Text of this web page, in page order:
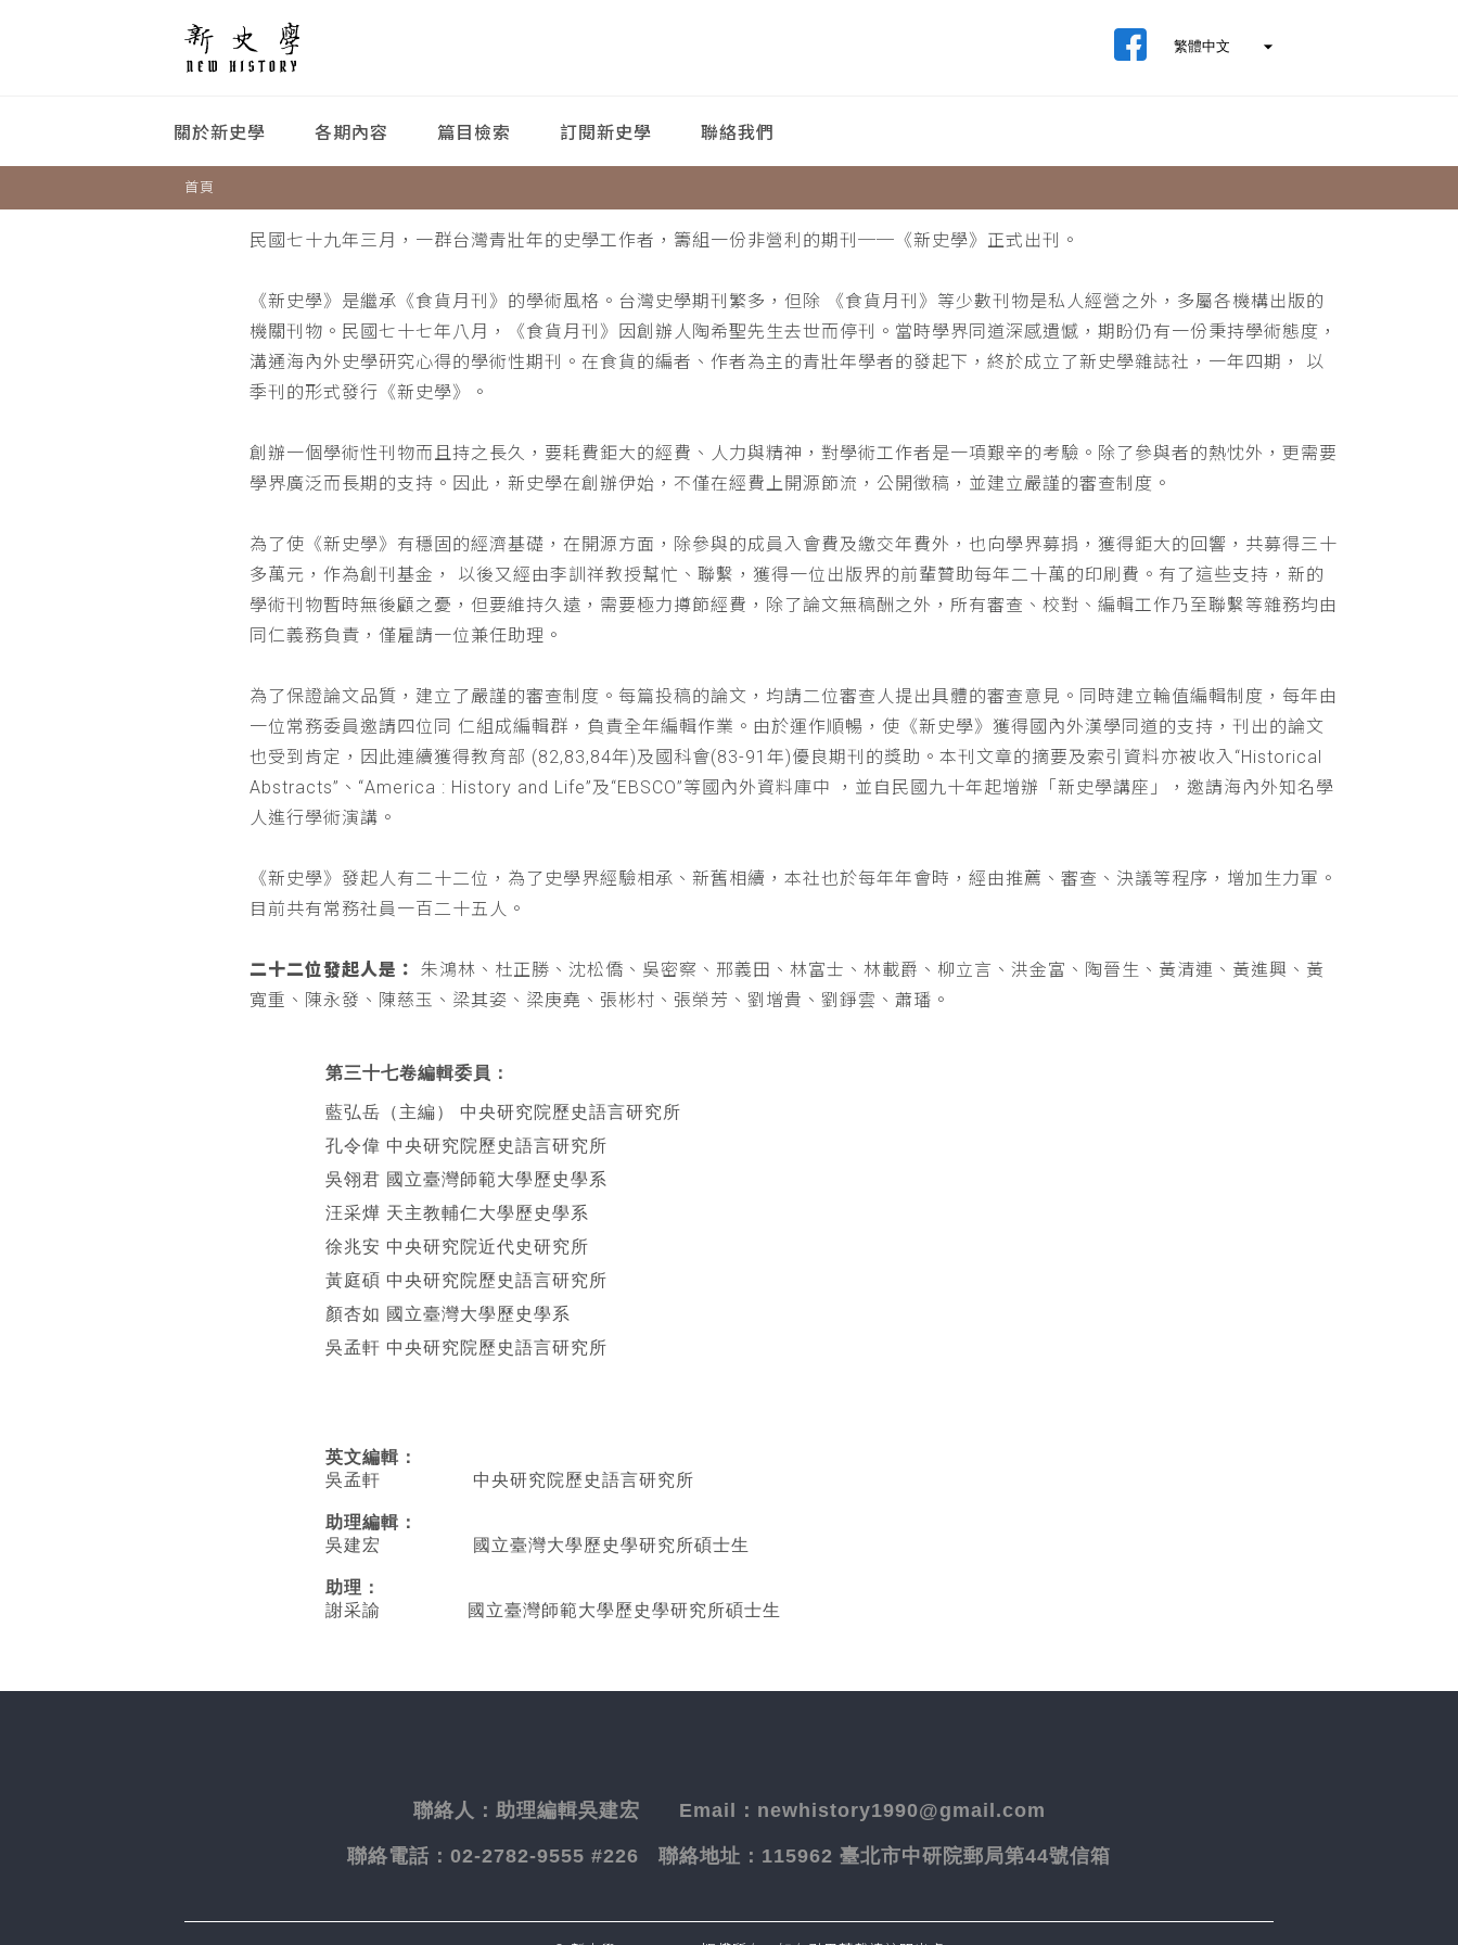
關於新史學 各期內容 篇目檢索 訂閱新史學 聯絡我們
首頁
民國七十九年三月，一群台灣青壯年的史學工作者，籌組一份非營利的期刊──《新史學》正式出刊。
《新史學》是繼承《食貨月刊》的學術風格。台灣史學期刊繁多，但除 《食貨月刊》等少數刊物是私人經營之外，多屬各機構出版的
機關刊物。民國七十七年八月，《食貨月刊》因創辦人陶希聖先生去世而停刊。當時學界同道深感遺憾，期盼仍有一份秉持學術態度，
溝通海內外史學研究心得的學術性期刊。在食貨的編者、作者為主的青壯年學者的發起下，終於成立了新史學雜誌社，一年四期， 以
季刊的形式發行《新史學》。
創辦一個學術性刊物而且持之長久，要耗費鉅大的經費、人力與精神，對學術工作者是一項艱辛的考驗。除了參與者的熱忱外，更需要
學界廣泛而長期的支持。因此，新史學在創辦伊始，不僅在經費上開源節流，公開徵稿，並建立嚴謹的審查制度。
為了使《新史學》有穩固的經濟基礎，在開源方面，除參與的成員入會費及繳交年費外，也向學界募捐，獲得鉅大的回響，共募得三十
多萬元，作為創刊基金， 以後又經由李訓祥教授幫忙、聯繫，獲得一位出版界的前輩贊助每年二十萬的印刷費。有了這些支持，新的
學術刊物暫時無後顧之憂，但要維持久遠，需要極力撙節經費，除了論文無稿酬之外，所有審查、校對、編輯工作乃至聯繫等雜務均由
同仁義務負責，僅雇請一位兼任助理。
為了保證論文品質，建立了嚴謹的審查制度。每篇投稿的論文，均請二位審查人提出具體的審查意見。同時建立輪值編輯制度，每年由
一位常務委員邀請四位同 仁組成編輯群，負責全年編輯作業。由於運作順暢，使《新史學》獲得國內外漢學同道的支持，刊出的論文
也受到肯定，因此連續獲得教育部 (82,83,84年)及國科會(83-91年)優良期刊的獎助。本刊文章的摘要及索引資料亦被收入“Historical
Abstracts”、“America : History and Life”及“EBSCO”等國內外資料庫中 ，並自民國九十年起增辦「新史學講座」，邀請海內外知名學
人進行學術演講。
《新史學》發起人有二十二位，為了史學界經驗相承、新舊相續，本社也於每年年會時，經由推薦、審查、決議等程序，增加生力軍。
目前共有常務社員一百二十五人。
二十二位發起人是：
朱鴻林、杜正勝、沈松僑、吳密察、邢義田、林富士、林載爵、柳立言、洪金富、陶晉生、黃清連、黃進興、黃
寬重、陳永發、陳慈玉、梁其姿、梁庚堯、張彬村、張榮芳、劉增貴、劉錚雲、蕭璠。
第三十七卷編輯委員：
藍弘岳（主編） 中央研究院歷史語言研究所
孔令偉 中央研究院歷史語言研究所
吳翎君 國立臺灣師範大學歷史學系
汪采燁 天主教輔仁大學歷史學系
徐兆安 中央研究院近代史研究所
黃庭碩 中央研究院歷史語言研究所
顏杏如 國立臺灣大學歷史學系
吳孟軒 中央研究院歷史語言研究所
英文編輯 ：
吳孟軒 中央研究院歷史語言研究所
助理編輯：
吳建宏 國立臺灣大學歷史學研究所碩士生
助理：
謝采諭
國立臺灣師範大學歷史學研究所碩士生
聯絡人： 助理編輯吳建宏 Email：newhistory1990@gmail.com
聯絡電話： 02-2782-9555 #226 聯絡地址： 115962 臺北市中研院郵局第44號信箱